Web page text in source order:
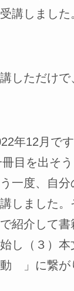
講しまし
しただけで
年12月で
冊目を出そ
一度、自
しました。
紹介して
し（３）本
」に繋が